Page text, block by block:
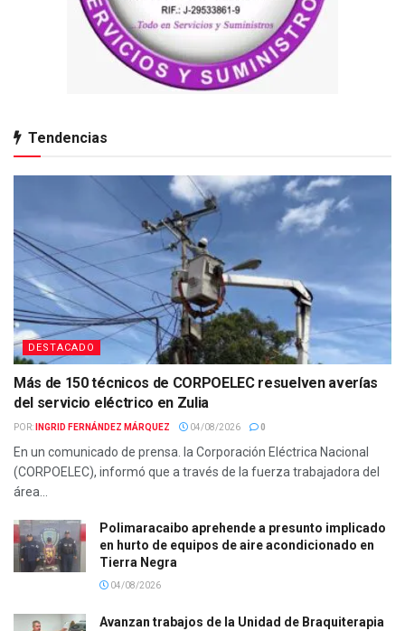
Tendencias
DESTACADO
Más de 150 técnicos de CORPOELEC resuelven averías
del servicio eléctrico en Zulia
POR: INGRID FERNÁNDEZ MÁRQUEZ 04/08/2026 0
En un comunicado de prensa. la Corporación Eléctrica Nacional
(CORPOELEC), informó que a través de la fuerza trabajadora del
área...
Polimaracaibo aprehende a presunto implicado
en hurto de equipos de aire acondicionado en
Tierra Negra
04/08/2026
Avanzan trabajos de la Unidad de Braquiterapia